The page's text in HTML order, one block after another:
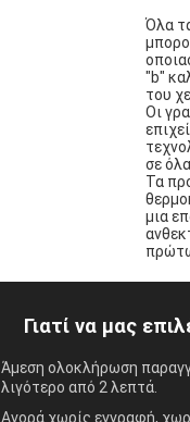
Όλα
"b"
του
Οι
σε
Τα
μια
Γιατί να μας
Άμεση ολοκλήρωση
λιγότερο από 2 λεπτά.
Αγορά χωρίς εγγραφή,